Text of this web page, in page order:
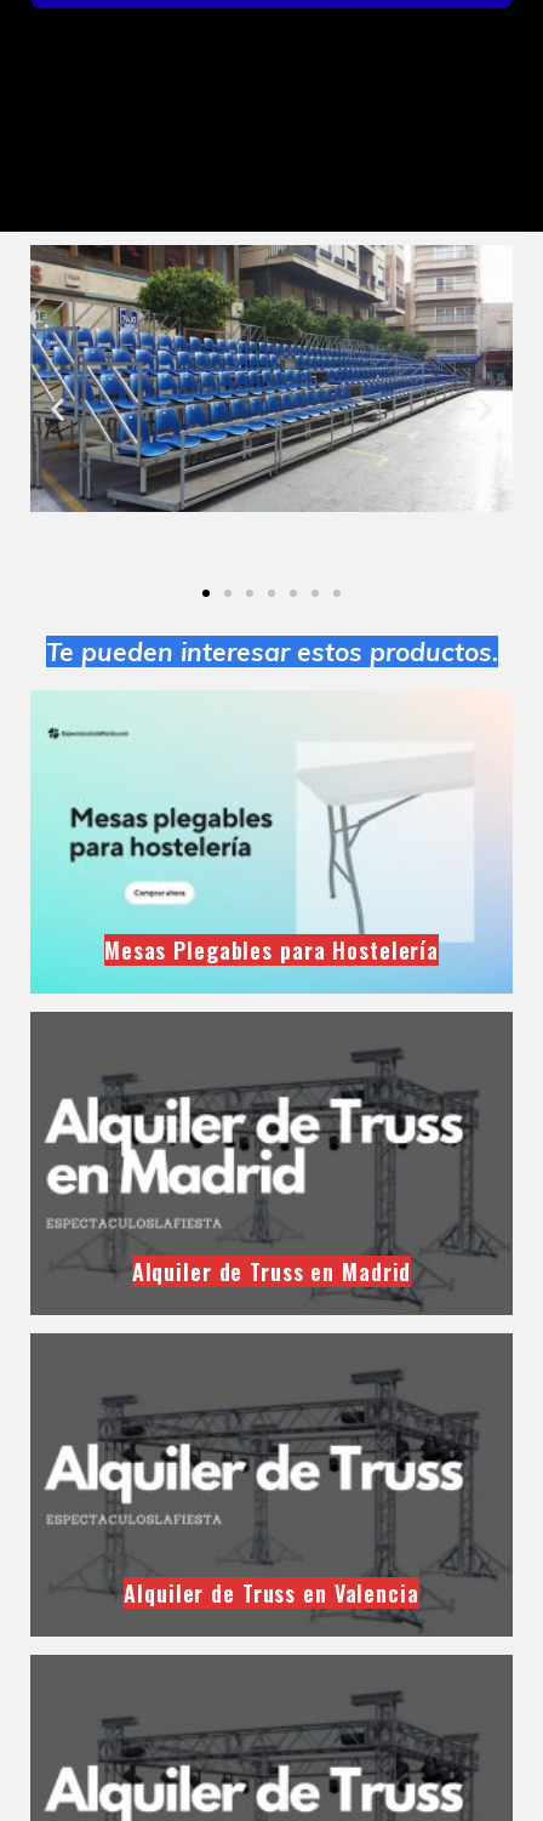
Te pueden interesar estos productos.
Mesas Plegables para Hostelería
Alquiler de Truss en Madrid
Alquiler de Truss en Valencia